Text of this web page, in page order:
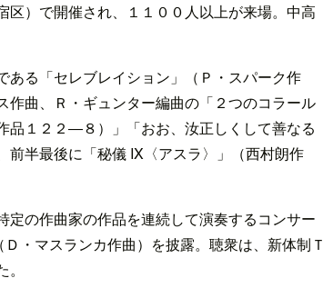
区）で開催され、１１００人以上が来場。中高
ある「セレブレイション」（Ｐ・スパーク作
作曲、Ｒ・ギュンター編曲の「２つのコラール
品１２２―８）」「おお、汝正しくして善なる
半最後に「秘儀 IX〈アスラ〉」（西村朗作
定の作曲家の作品を連続して演奏するコンサー
・マスランカ作曲）を披露。聴衆は、新体制Ｔ